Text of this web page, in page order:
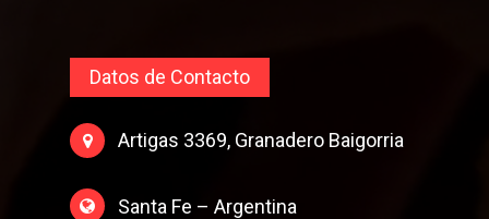
Datos de Contacto
Artigas 3369, Granadero Baigorria
Santa Fe – Argentina